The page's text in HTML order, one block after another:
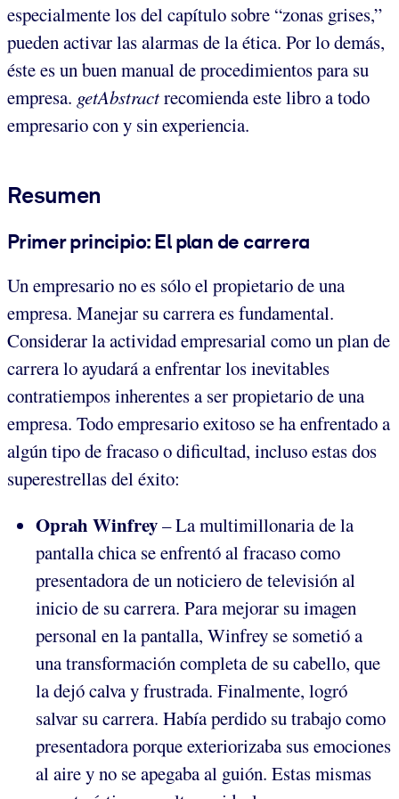
especialmente los del capítulo sobre “zonas grises,”
pueden activar las alarmas de la ética. Por lo demás,
éste es un buen manual de procedimientos para su
empresa. getAbstractrecomienda este libro a todo
empresario con y sin experiencia.
Resumen
Primer principio: El plan de carrera
Un empresario no es sólo el propietario de una
empresa. Manejar su carrera es fundamental.
Considerar la actividad empresarial como un plan de
carrera lo ayudará a enfrentar los inevitables
contratiempos inherentes a ser propietario de una
empresa. Todo empresario exitoso se ha enfrentado a
algún tipo de fracaso o dificultad, incluso estas dos
superestrellas del éxito:
Oprah Winfrey– La multimillonaria de la
pantalla chica se enfrentó al fracaso como
presentadora de un noticiero de televisión al
inicio de su carrera. Para mejorar su imagen
personal en la pantalla, Winfrey se sometió a
una transformación completa de su cabello, que
la dejó calva y frustrada. Finalmente, logró
salvar su carrera. Había perdido su trabajo como
presentadora porque exteriorizaba sus emociones
al aire y no se apegaba al guión. Estas mismas